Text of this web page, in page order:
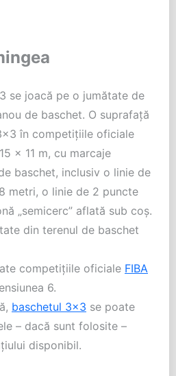
se joacă pe o jumătate de
de baschet. O suprafață
în competițiile oficiale
x 11 m, cu marcaje
baschet, inclusiv o linie de
metri, o linie de 2 puncte
„semicerc” aflată sub coș.
din terenul de baschet
competițiile oficiale FIBA
6.
baschetul 3×3 se poate
– dacă sunt folosite –
disponibil.